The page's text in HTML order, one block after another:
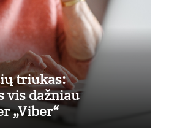
triukas:
vis dažniau
„Viber“